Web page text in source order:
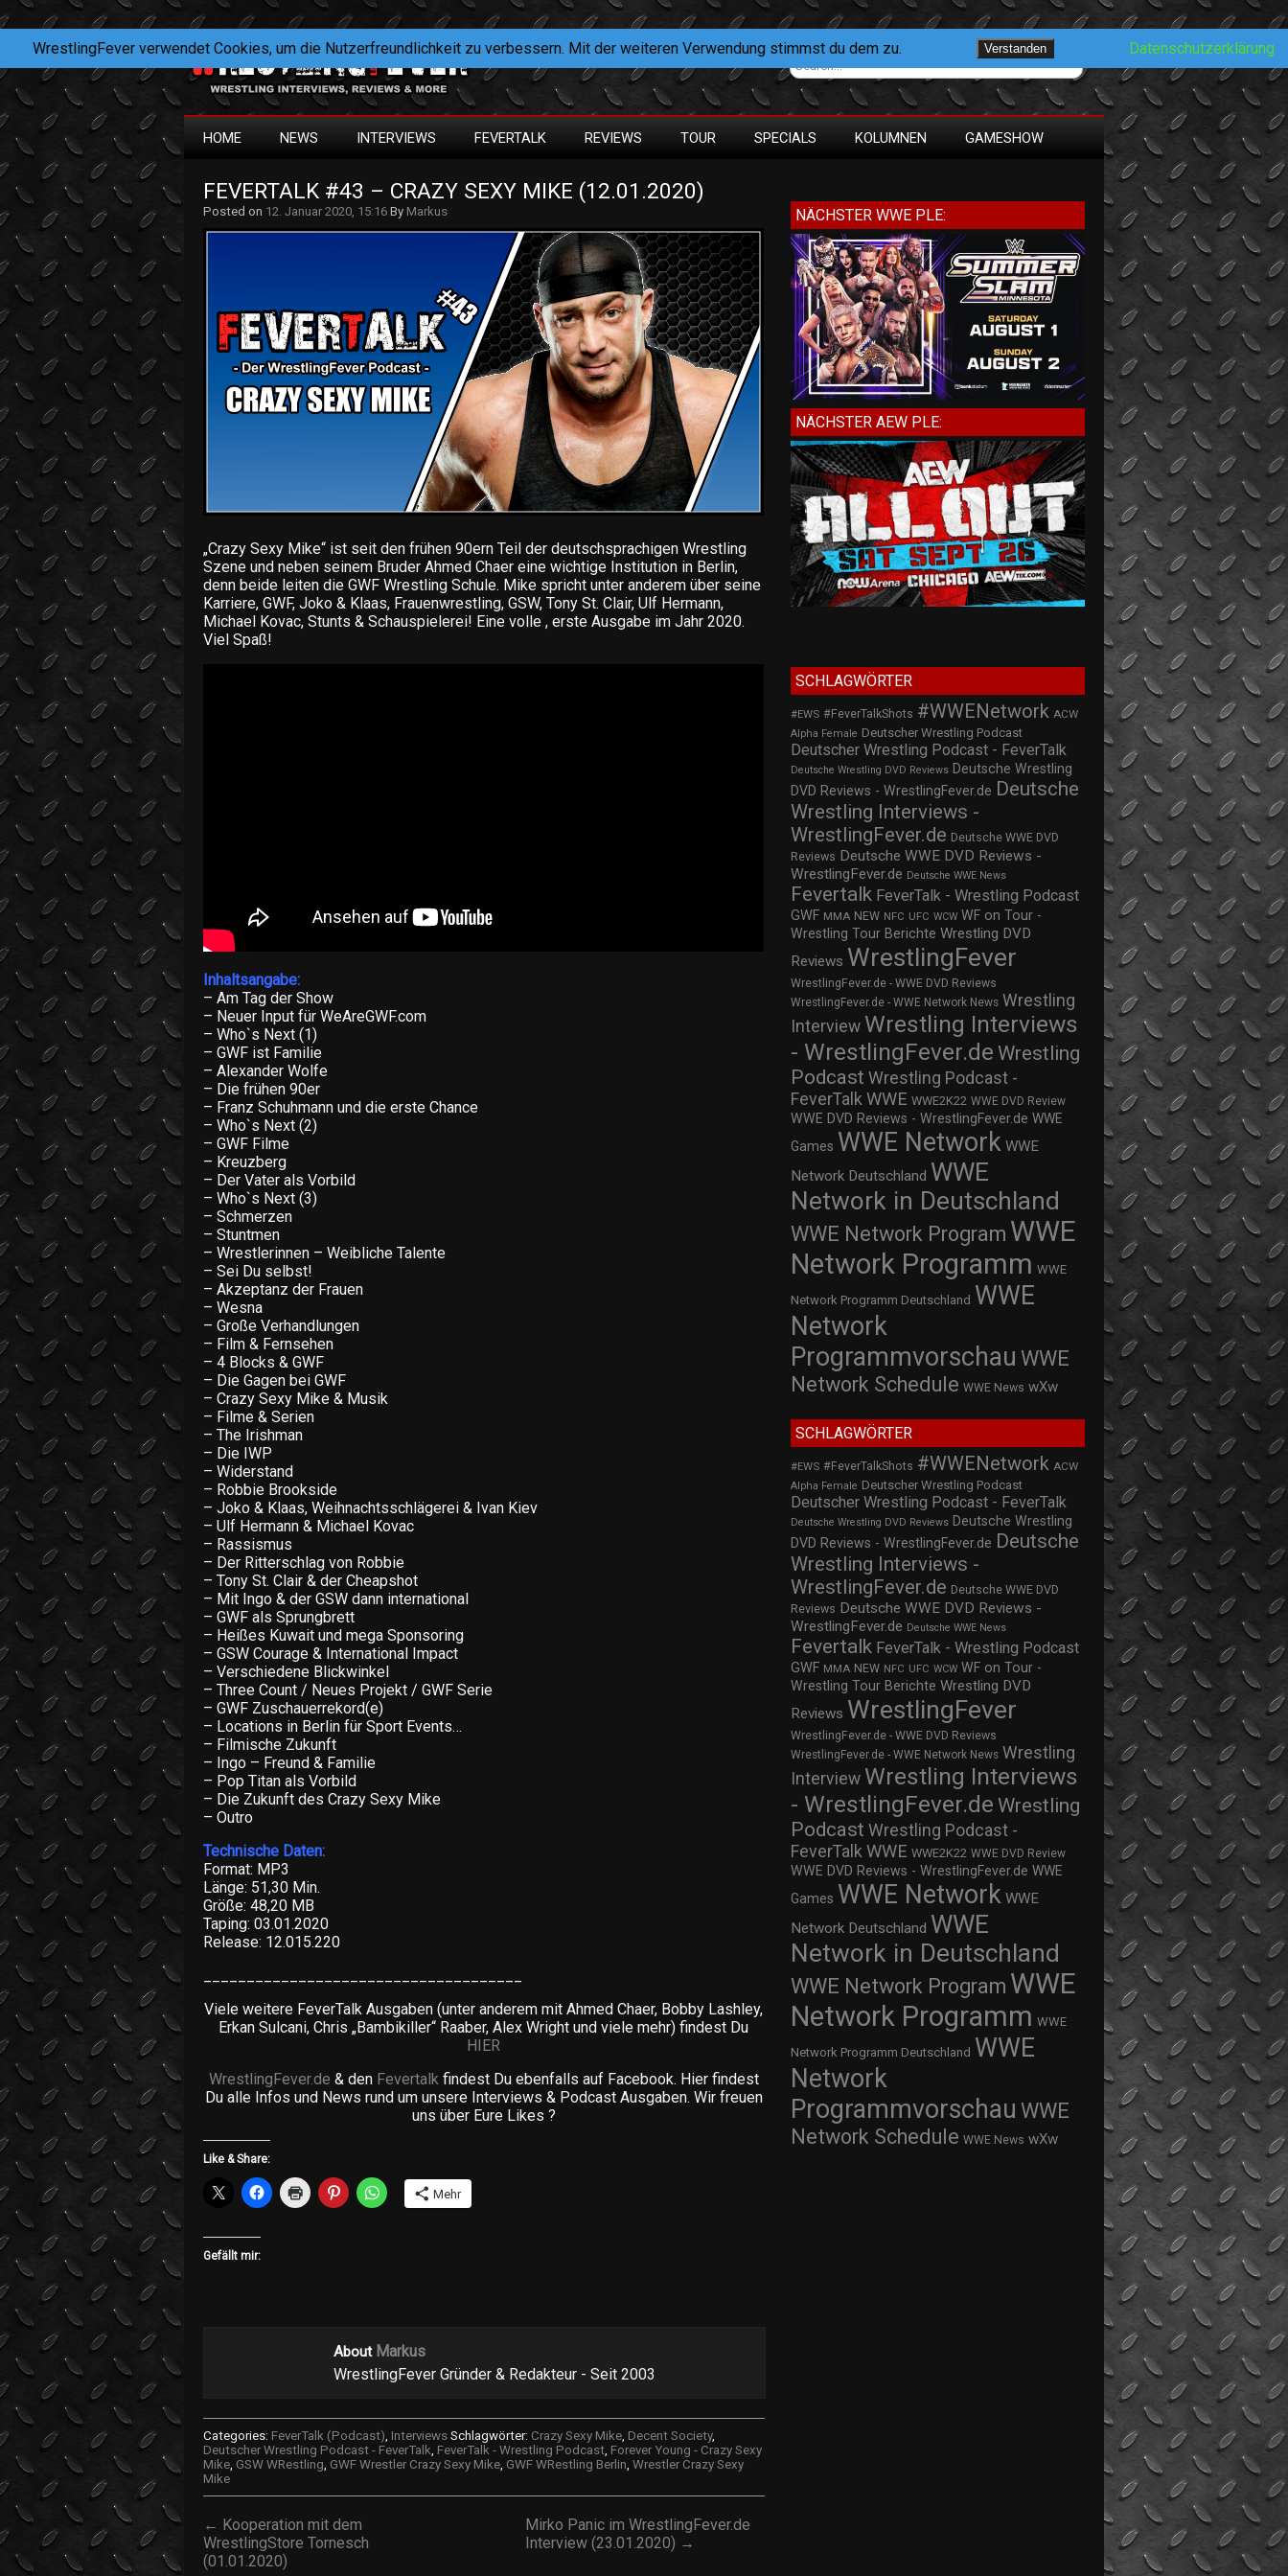
HOME NEWS INTERVIEWS FEVERTALK REVIEWS TOUR SPECIALS KOLUMNEN GAMESHOW
FEVERTALK #43 – CRAZY SEXY MIKE (12.01.2020)
Posted on 12. Januar 2020, 15:16 By Markus
„Crazy Sexy Mike“ ist seit den frühen 90ern Teil der deutschsprachigen Wrestling
Szene und neben seinem Bruder Ahmed Chaer eine wichtige Institution in Berlin,
denn beide leiten die GWF Wrestling Schule. Mike spricht unter anderem über seine
Karriere, GWF, Joko & Klaas, Frauenwrestling, GSW, Tony St. Clair, Ulf Hermann,
Michael Kovac, Stunts & Schauspielerei! Eine volle , erste Ausgabe im Jahr 2020.
Viel Spaß!
Inhaltsangabe:
– Am Tag der Show
– Neuer Input für WeAreGWF.com
– Who`s Next (1)
– GWF ist Familie
– Alexander Wolfe
– Die frühen 90er
– Franz Schuhmann und die erste Chance
– Who`s Next (2)
– GWF Filme
– Kreuzberg
– Der Vater als Vorbild
– Who`s Next (3)
– Schmerzen
– Stuntmen
– Wrestlerinnen – Weibliche Talente
– Sei Du selbst!
– Akzeptanz der Frauen
– Wesna
– Große Verhandlungen
– Film & Fernsehen
– 4 Blocks & GWF
– Die Gagen bei GWF
– Crazy Sexy Mike & Musik
– Filme & Serien
– The Irishman
– Die IWP
– Widerstand
– Robbie Brookside
– Joko & Klaas, Weihnachtsschlägerei & Ivan Kiev
– Ulf Hermann & Michael Kovac
– Rassismus
– Der Ritterschlag von Robbie
– Tony St. Clair & der Cheapshot
– Mit Ingo & der GSW dann international
– GWF als Sprungbrett
– Heißes Kuwait und mega Sponsoring
– GSW Courage & International Impact
– Verschiedene Blickwinkel
– Three Count / Neues Projekt / GWF Serie
– GWF Zuschauerrekord(e)
– Locations in Berlin für Sport Events…
– Filmische Zukunft
– Ingo – Freund & Familie
– Pop Titan als Vorbild
– Die Zukunft des Crazy Sexy Mike
– Outro
Technische Daten:
Format: MP3
Länge: 51,30 Min.
Größe: 48,20 MB
Taping: 03.01.2020
Release: 12.015.220
Viele weitere FeverTalk Ausgaben (unter anderem mit Ahmed Chaer, Bobby Lashley,
Erkan Sulcani, Chris „Bambikiller“ Raaber, Alex Wright und viele mehr) findest Du
HIER
WrestlingFever.de & den Fevertalkfindest Du ebenfalls auf Facebook. Hier findest
Du alle Infos und News rund um unsere Interviews & Podcast Ausgaben. Wir freuen
uns über Eure Likes ?
Like & Share:
Mehr
Gefällt mir:
About Markus
WrestlingFever Gründer & Redakteur - Seit 2003
Categories: FeverTalk (Podcast), Interviews Schlagwörter: Crazy Sexy Mike, Decent Society,
Deutscher Wrestling Podcast - FeverTalk, FeverTalk - Wrestling Podcast, Forever Young - Crazy Sexy
Mike, GSW WRestling, GWF Wrestler Crazy Sexy Mike, GWF WRestling Berlin, Wrestler Crazy Sexy
Mike
← Kooperation mit dem
WrestlingStore Tornesch
(01.01.2020)
Mirko Panic im WrestlingFever.de
Interview (23.01.2020) →
NÄCHSTER WWE PLE:
NÄCHSTER AEW PLE:
SCHLAGWÖRTER
#EWS #FeverTalkShots #WWENetwork ACW
Alpha Female Deutscher Wrestling Podcast
Deutscher Wrestling Podcast - FeverTalk
Deutsche Wrestling DVD Reviews Deutsche Wrestling
DVD Reviews - WrestlingFever.de Deutsche
Wrestling Interviews -
WrestlingFever.de Deutsche WWE DVD
Reviews Deutsche WWE DVD Reviews -
WrestlingFever.de Deutsche WWE News
Fevertalk FeverTalk - Wrestling Podcast
GWF MMA NEW NFC UFC WCW WF on Tour -
Wrestling Tour Berichte Wrestling DVD
Reviews WrestlingFever
WrestlingFever.de - WWE DVD Reviews
WrestlingFever.de - WWE Network News Wrestling
Interview Wrestling Interviews
- WrestlingFever.de Wrestling
Podcast Wrestling Podcast -
FeverTalk WWE WWE2K22 WWE DVD Review
WWE DVD Reviews - WrestlingFever.de WWE
Games WWE Network WWE
Network Deutschland WWE
Network in Deutschland
WWE Network Program WWE
Network Programm WWE
Network Programm Deutschland WWE
Network
Programmvorschau WWE
Network Schedule WWE News wXw
SCHLAGWÖRTER
#EWS #FeverTalkShots #WWENetwork ACW
Alpha Female Deutscher Wrestling Podcast
Deutscher Wrestling Podcast - FeverTalk
Deutsche Wrestling DVD Reviews Deutsche Wrestling
DVD Reviews - WrestlingFever.de Deutsche
Wrestling Interviews -
WrestlingFever.de Deutsche WWE DVD
Reviews Deutsche WWE DVD Reviews -
WrestlingFever.de Deutsche WWE News
Fevertalk FeverTalk - Wrestling Podcast
GWF MMA NEW NFC UFC WCW WF on Tour -
Wrestling Tour Berichte Wrestling DVD
Reviews WrestlingFever
WrestlingFever.de - WWE DVD Reviews
WrestlingFever.de - WWE Network News Wrestling
Interview Wrestling Interviews
- WrestlingFever.de Wrestling
Podcast Wrestling Podcast -
FeverTalk WWE WWE2K22 WWE DVD Review
WWE DVD Reviews - WrestlingFever.de WWE
Games WWE Network WWE
Network Deutschland WWE
Network in Deutschland
WWE Network Program WWE
Network Programm WWE
Network Programm Deutschland WWE
Network
Programmvorschau WWE
Network Schedule WWE News wXw
WrestlingFever verwendet Cookies, um die Nutzerfreundlichkeit zu verbessern. Mit der weiteren Verwendung stimmst du dem zu. Verstanden Datenschutzerklärung